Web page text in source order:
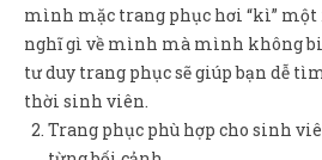
mình mặc trang phục hơi “kì” một
nghĩ gì về mình mà mình không
tư duy trang phục sẽ giúp bạn dễ
thời sinh viên.
Trang phục phù hợp cho sinh